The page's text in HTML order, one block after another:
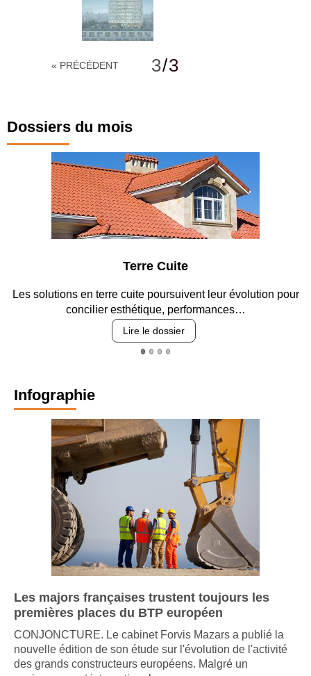
« PRÉCÉDENT 3/3
Dossiers du mois
Entre circulation, sécurisation des accès, durabilité des
revêtements et intégration…
Lire le dossier
Infographie
Les majors françaises trustent toujours les
premières places du BTP européen
CONJONCTURE. Le cabinet Forvis Mazars a publié la
nouvelle édition de son étude sur l'évolution de l'activité
des grands constructeurs européens. Malgré un